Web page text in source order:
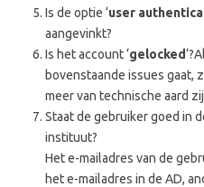
Is de optie ‘user
aangevinkt?
Is het account ‘gelocked
bovenstaande issues gaat,
meer van technische aard
Staat de gebruiker goed in
instituut?
Het e-mailadres van de
het e-mailadres in de AD,